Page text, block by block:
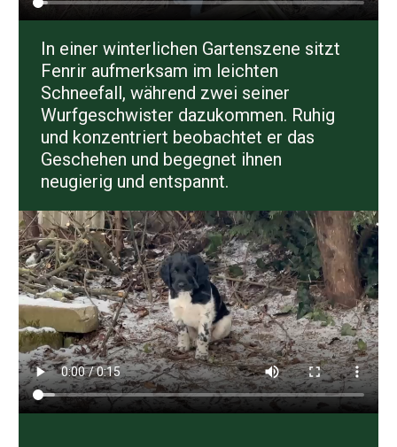
In einer winterlichen Gartenszene sitzt
Fenrir aufmerksam im leichten
Schneefall, während zwei seiner
Wurfgeschwister dazukommen. Ruhig
und konzentriert beobachtet er das
Geschehen und begegnet ihnen
neugierig und entspannt.